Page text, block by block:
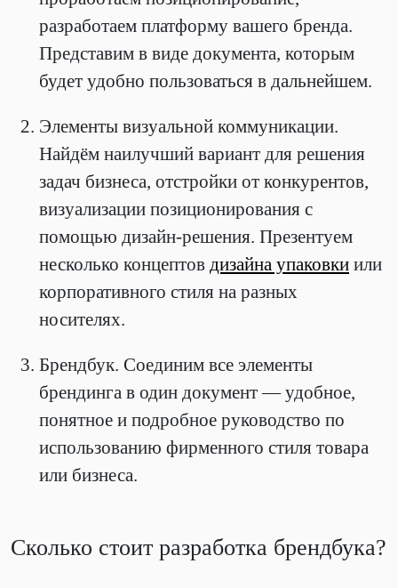
разработаем платформу вашего бренда.
Представим в виде документа, которым
будет удобно пользоваться в дальнейшем.
Элементы визуальной коммуникации.
Найдём наилучший вариант для решения
задач бизнеса, отстройки от конкурентов,
визуализации позиционирования с
помощью дизайн-решения. Презентуем
несколько концептов дизайна упаковки или
корпоративного стиля на разных
носителях.
Брендбук. Соединим все элементы
брендинга в один документ — удобное,
понятное и подробное руководство по
использованию фирменного стиля товара
или бизнеса.
Сколько стоит разработка брендбука?